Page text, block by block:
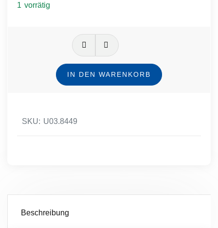
1 vorrätig
Armbanduhr
IN DEN WARENKORB
SKU: U03.8449
Beschreibung